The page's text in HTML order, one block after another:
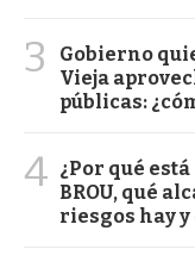
3
Gobierno
Vieja
públicas:
4 ¿Por qué
BROU, qué
riesgos hay